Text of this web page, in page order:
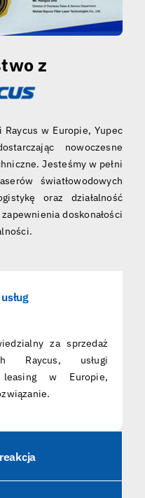
z
w Europie, Yupec
nowoczesne
Jesteśmy w pełni
światłowodowych
oraz działalność
doskonałości
za sprzedaż
Raycus, usługi
w Europie,